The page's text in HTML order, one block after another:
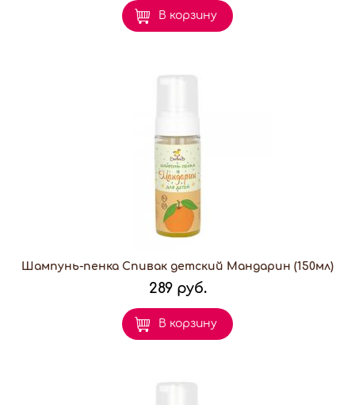
В корзину
Шампунь-пенка Спивак детский Мандарин (150мл)
289 руб.
В корзину